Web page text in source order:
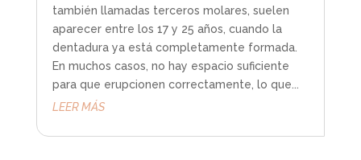
también llamadas terceros molares, suelen
aparecer entre los 17 y 25 años, cuando la
dentadura ya está completamente formada.
En muchos casos, no hay espacio suficiente
para que erupcionen correctamente, lo que...
LEER MÁS